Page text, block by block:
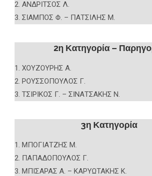
2. ΑΝΔΡΙΤΣΟΣ Λ.
3. ΣΙΑΜΠΟΣ Φ. – ΠΑΤΣΙΛΗΣ Μ.
2η Κατηγορία –
1. ΧΟΥΖΟΥΡΗΣ Α.
2. ΡΟΥΣΣΟΠΟΥΛΟΣ Γ.
3. ΤΣΙΡΙΚΟΣ Γ. – ΣΙΝΑΤΣΑΚΗΣ Ν.
3η Κατηγορία
1. ΜΠΟΓΙΑΤΖΗΣ Μ.
2. ΠΑΠΑΔΟΠΟΥΛΟΣ Γ.
3. ΜΠΙΣΑΡΑΣ Α. – ΚΑΡΥΩΤΑΚΗΣ Κ.